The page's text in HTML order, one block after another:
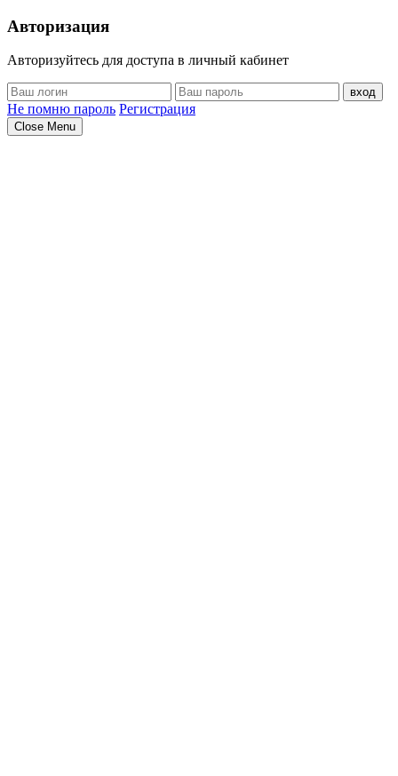
Авторизация
Авторизуйтесь для доступа в личный кабинет
вход
Не помню пароль Регистрация
Close Menu